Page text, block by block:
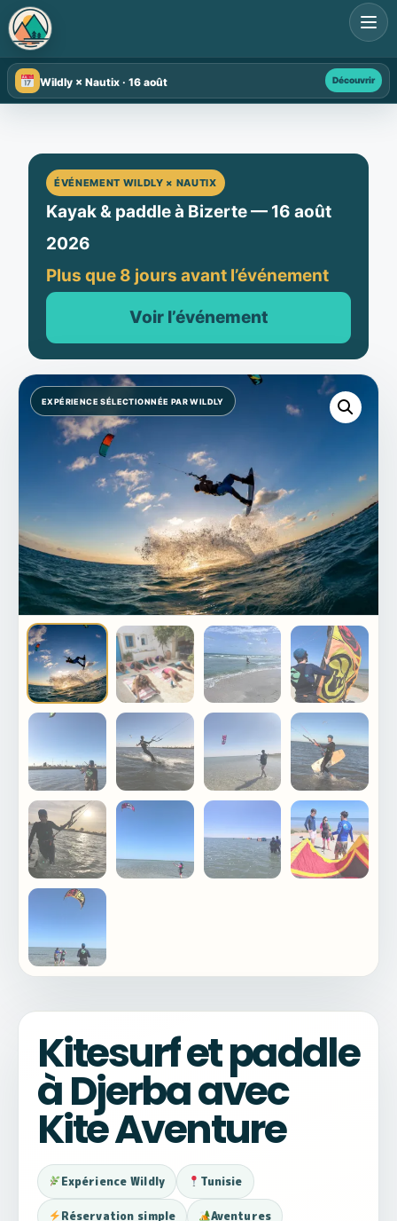
Wildly × Nautix · 16 août Découvrir
ÉVÉNEMENT WILDLY × NAUTIX
Kayak & paddle à Bizerte — 16 août
2026
Plus que 8 jours avant l’événement
Voir l’événement
Kitesurf et paddle
à Djerba avec
Kite Aventure
Expérience Wildly Tunisie
Réservation simple Aventures
Search
for: